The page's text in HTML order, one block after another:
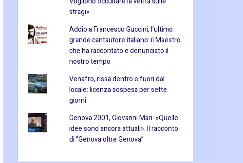
stragi»
Addio a Francesco Guccini, l’ultimo
grande cantautore italiano: il Maestro
che ha raccontato e denunciato il
nostro tempo
Venafro, rissa dentro e fuori dal
locale: licenza sospesa per sette
giorni
Genova 2001, Giovanni Mari: «Quelle
idee sono ancora attuali». Il racconto
di “Genova oltre Genova”